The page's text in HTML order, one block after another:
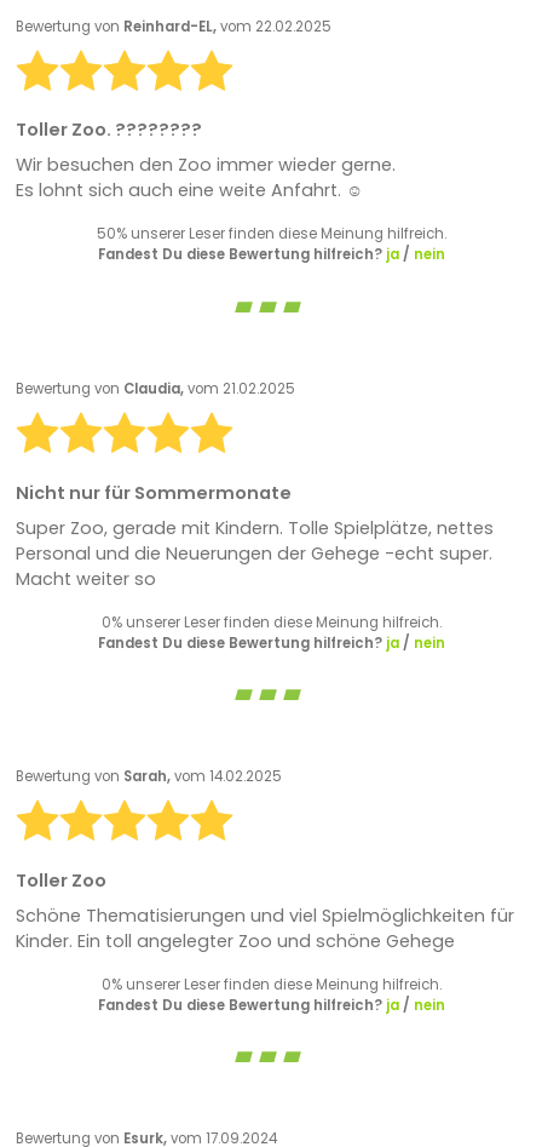
Bewertung von Reinhard-EL,vom 22.02.2025
Toller Zoo. ????????
Wir besuchen den Zoo immer wieder gerne.
Es lohnt sich auch eine weite Anfahrt. ☺️
50% unserer Leser finden diese Meinung hilfreich.
Fandest Du diese Bewertung hilfreich? ja/ nein
Bewertung von Claudia,vom 21.02.2025
Nicht nur für Sommermonate
Super Zoo, gerade mit Kindern. Tolle Spielplätze, nettes
Personal und die Neuerungen der Gehege -echt super.
Macht weiter so
0% unserer Leser finden diese Meinung hilfreich.
Fandest Du diese Bewertung hilfreich? ja/ nein
Bewertung von Sarah,vom 14.02.2025
Toller Zoo
Schöne Thematisierungen und viel Spielmöglichkeiten für
Kinder. Ein toll angelegter Zoo und schöne Gehege
0% unserer Leser finden diese Meinung hilfreich.
Fandest Du diese Bewertung hilfreich? ja/ nein
Bewertung von Esurk,vom 17.09.2024